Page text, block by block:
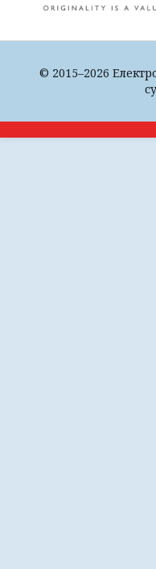
© 2015–2026